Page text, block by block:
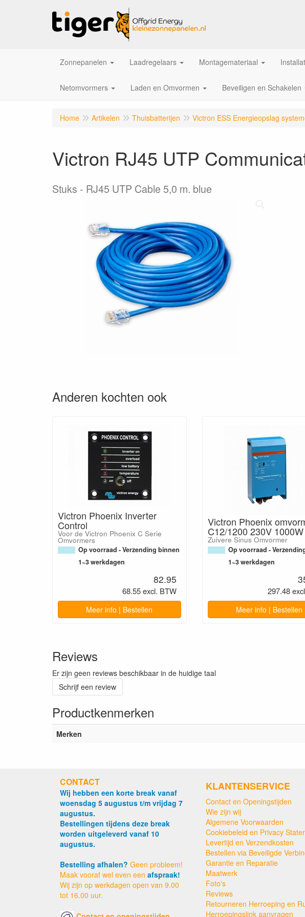
Zonnepanelen Laadregelaars Montagemateriaal
Netomvormers Laden en Omvormen Beveiligen en Schakelen
Home Artikelen Thuisbatterijen Victron ESS Energieopslag
Victron RJ45 UTP
Stuks RJ45 UTP Cable 5,0 m. blue
Anderen kochten ook
Victron Phoenix Inverter
Control
Voor de Victron Phoenix C Serie
Omvormers
Op voorraad - Verzending binnen
1~3 werkdagen
82.95
68.55 excl. BTW
Meer info | Bestellen
Victron Phoenix
C12/1200 230V 1000W
Zuivere Sinus Omvormer
Op voorraad -
1~3 werkdagen
297.48
Meer info | Bestellen
Reviews
Er zijn geen reviews beschikbaar in de huidige taal
Schrijf een review
Productkenmerken
Merken
CONTACT
Wij hebben een korte break vanaf
woensdag 5 augustus t/m vrijdag 7
augustus.
Bestellingen tijdens deze break
worden uitgeleverd vanaf 10
augustus.
Bestelling afhalen? Geen probleem!
Maak vooraf wel even een afspraak!
Wij zijn op werkdagen open van 9.00
tot 16.00 uur.
KLANTENSERVICE
Contact en Openingstijden
Wie zijn wij
Algemene Voorwaarden
Cookiebeleid en Privacy
Levertijd en Verzendkosten
Bestellen via Beveiligde
Garantie en Reparatie
Maatwerk
Foto's
Reviews
Retourneren Herroeping en
Herroepingslink aanvragen